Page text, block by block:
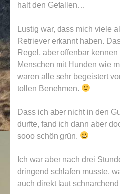
halt den Gefallen…
Lustig war, dass mich viele
Retriever erkannt haben.
Regel, aber offenbar
Menschen mit Hunden wie
waren alle sehr begeistert
tollen Benehmen.
Dass ich aber nicht in den
durfte, fand ich dann aber
sooo schön grün.
Ich war aber nach drei
dringend schlafen musste,
auch direkt laut schnarchend